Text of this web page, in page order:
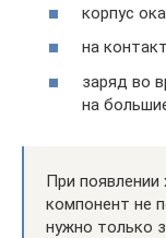
корпус
на
заряд во
на
При
компонент не
нужно только